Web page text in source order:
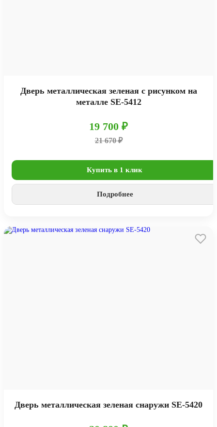
Дверь металлическая зеленая с рисунком на
металле SE-5412
19 700 ₽
21 670 ₽
Купить в 1 клик
Подробнее
Дверь металлическая зеленая снаружи SE-5420